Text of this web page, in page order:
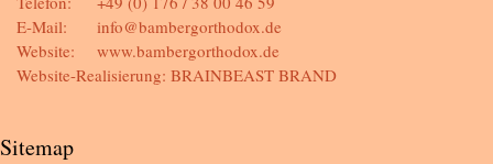
E-Mail:
Website:
info@bambergorthodox.de
www.bambergorthodox.de
Website-Realisierung: BRAINBEAST BRAND
Sitemap